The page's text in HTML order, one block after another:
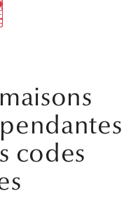
codes